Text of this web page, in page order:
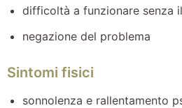
difficoltà a funzionare senza
negazione del problema
Sintomi fisici
sonnolenza e rallentamento